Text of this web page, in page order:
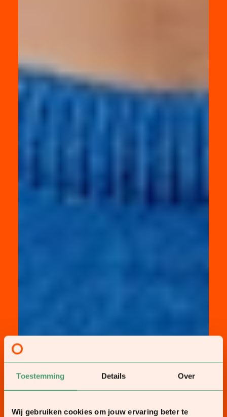
Toestemming Details Over
Wij gebruiken cookies om jouw ervaring beter te